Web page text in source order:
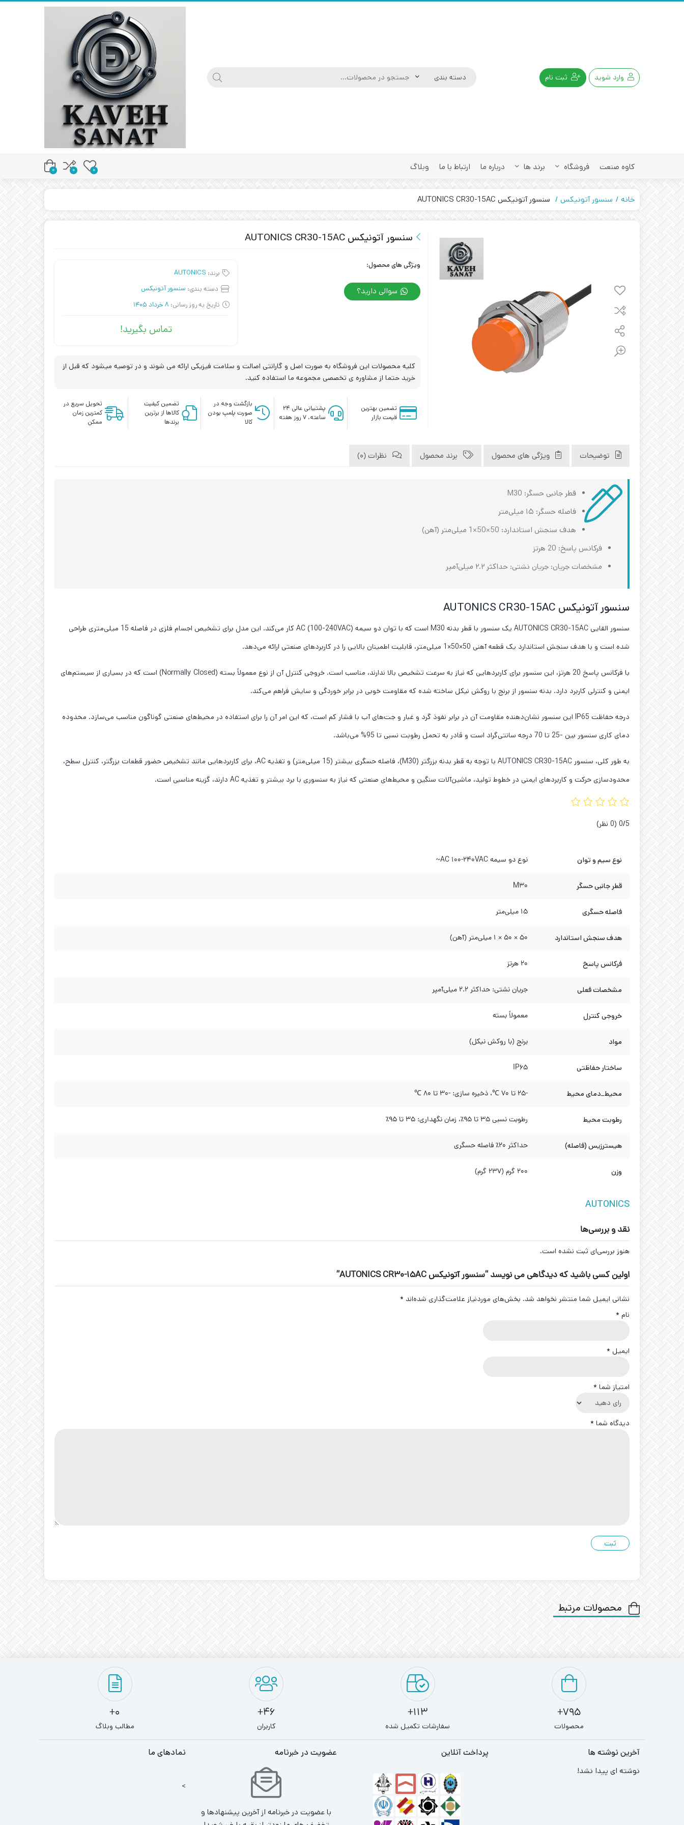
وارد شوید ثبت نام
کاوه صنعت فروشگاه برند ها درباره ما ارتباط با ما وبلاگ 0
0
0
خانه سنسور آتونیکس سنسور آتونیکس AUTONICS CR30-15AC
سنسور آتونیکس AUTONICS CR30-15AC
ویژگی های محصول:
سوالی دارید؟
برند: AUTONICS
دسته بندی: سنسور آتونیکس
تاریخ به روز رسانی: 8 خرداد 1405
تماس بگیرید!
کلیه محصولات این فروشگاه به صورت اصل و گارانتی اصالت و سلامت فیزیکی ارائه می شوند و در توصیه میشود که قبل از
خرید حتما از مشاوره ی تخصصی مجموعه ما استفاده کنید.
تضمین بهترین
قیمت بازار
پشتیبانی عالی ۲۴
ساعته، ۷ روز هفته
بازگشت وجه در
صورت پلمپ بودن
کالا
تضمین کیفیت
کالاها از برترین
برندها
تحویل سریع در
کمترین زمان
ممکن
توضیحات ویژگی های محصول برند محصول نظرات (0)
قطر جانبی حسگر: M30
فاصله حسگر: ۱۵ میلی‌متر
هدف سنجش استاندارد: 50×50×1 میلی‌متر (آهن)
فرکانس پاسخ: 20 هرتز
مشخصات جریان: جریان نشتی: حداکثر ۲.۲ میلی‌آمپر
سنسور آتونیکس AUTONICS CR30-15AC
سنسور القایی AUTONICS CR30-15AC یک سنسور با قطر بدنه M30 است که با توان دو سیمه AC (100-240VAC) کار می‌کند. این مدل برای تشخیص اجسام فلزی در فاصله 15 میلی‌متری طراحی
شده است و با هدف سنجش استاندارد یک قطعه آهنی 50×50×1 میلی‌متر، قابلیت اطمینان بالایی را در کاربردهای صنعتی ارائه می‌دهد.
با فرکانس پاسخ 20 هرتز، این سنسور برای کاربردهایی که نیاز به سرعت تشخیص بالا ندارند، مناسب است. خروجی کنترل آن از نوع معمولاً بسته (Normally Closed) است که در بسیاری از سیستم‌های
ایمنی و کنترلی کاربرد دارد. بدنه سنسور از برنج با روکش نیکل ساخته شده که مقاومت خوبی در برابر خوردگی و سایش فراهم می‌کند.
درجه حفاظت IP65 این سنسور نشان‌دهنده مقاومت آن در برابر نفوذ گرد و غبار و جت‌های آب با فشار کم است، که این امر آن را برای استفاده در محیط‌های صنعتی گوناگون مناسب می‌سازد. محدوده
دمای کاری سنسور بین -25 تا 70 درجه سانتی‌گراد است و قادر به تحمل رطوبت نسبی تا 95% می‌باشد.
به طور کلی، سنسور AUTONICS CR30-15AC با توجه به قطر بدنه بزرگتر (M30)، فاصله حسگری بیشتر (15 میلی‌متر) و تغذیه AC، برای کاربردهایی مانند تشخیص حضور قطعات بزرگتر، کنترل سطح،
محدودسازی حرکت و کاربردهای ایمنی در خطوط تولید، ماشین‌آلات سنگین و محیط‌های صنعتی که نیاز به سنسوری با برد بیشتر و تغذیه AC دارند، گزینه مناسبی است.
‫0/5 ‫(0 نظر)
نوع سیم و توان نوع دو سیمه AC 100-240VAC~
قطر جانبی حسگر M30
فاصله حسگری ۱۵ میلی‌متر
هدف سنجش استاندارد 50 × 50 × 1 میلی‌متر (آهن)
فرکانس پاسخ ۲۰ هرتز
مشخصات فعلی جریان نشتی: حداکثر ۲.۲ میلی‌آمپر
خروجی کنترل معمولاً بسته
مواد برنج (با روکش نیکل)
ساختار حفاظتی IP65
محیط_دمای محیط -25 تا 70 ℃، ذخیره سازی: -30 تا 80 ℃
رطوبت محیط رطوبت نسبی ۳۵ تا ۹۵٪، زمان نگهداری: ۳۵ تا ۹۵٪
هیسترزیس (فاصله) حداکثر 20٪ فاصله حسگری
وزن ۲۰۰ گرم (۲۳۷ گرم)
AUTONICS
نقد و بررسی‌ها
هنوز بررسی‌ای ثبت نشده است.
اولین کسی باشید که دیدگاهی می نویسد “سنسور آتونیکس AUTONICS CR30-15AC”
نشانی ایمیل شما منتشر نخواهد شد. بخش‌های موردنیاز علامت‌گذاری شده‌اند *
نام *
ایمیل *
امتیاز شما *
دیدگاه شما *
محصولات مرتبط
795+
محصولات
113+
سفارشات تکمیل شده
46+
کاربران
0+
مطالب وبلاگ
آخرین نوشته ها
نوشته ای پیدا نشد!
پرداخت آنلاین عضویت در خبرنامه
با عضویت در خبرنامه از آخرین پیشنهادها و
نمادهای ما
>